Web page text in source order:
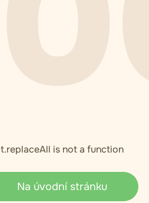
t.replaceAll is not a function
Na úvodní stránku